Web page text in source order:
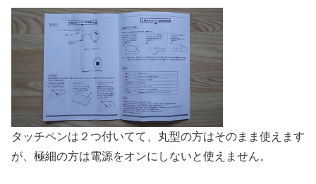
タッチペンは２つ付いてて、丸型の方はそのまま使えます
が、極細の方は電源をオンにしないと使えません。